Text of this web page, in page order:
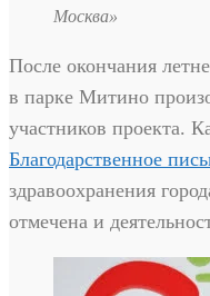
Москва»
После окончания
в парке Митино
участников проекта.
Благодарственное
здравоохранения
отмечена и